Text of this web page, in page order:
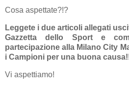
Cosa aspettate?!?
Leggete i due articoli allegati
Gazzetta dello Sport e
partecipazione alla Milano City
i Campioni per una buona
Vi aspettiamo!